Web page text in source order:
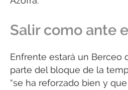
Salir como ante
Enfrente estará un Berceo
parte del bloque de la
“se ha reforzado bien y